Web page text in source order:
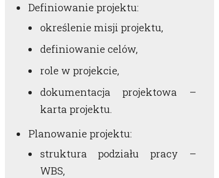
Definiowanie projektu:
określenie misji projektu,
definiowanie celów,
role w projekcie,
dokumentacja projektowa –
karta projektu.
Planowanie projektu:
struktura podziału pracy –
WBS,